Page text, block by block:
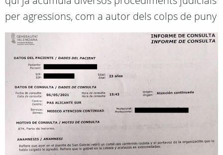
per agressions, com a autor dels colps de puny